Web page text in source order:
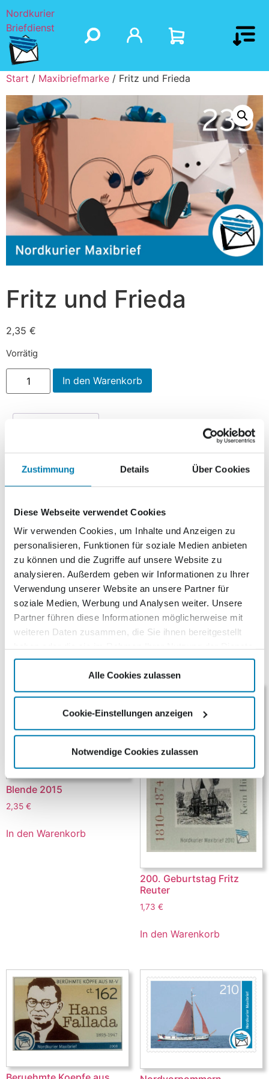
Zustimmung Details Über Cookies
Diese Webseite verwendet Cookies
Wir verwenden Cookies, um Inhalte und Anzeigen zu
personalisieren, Funktionen für soziale Medien anbieten
zu können und die Zugriffe auf unsere Website zu
analysieren. Außerdem geben wir Informationen zu Ihrer
Verwendung unserer Website an unsere Partner für
soziale Medien, Werbung und Analysen weiter. Unsere
Partner führen diese Informationen möglicherweise mit
weiteren Daten zusammen, die Sie ihnen bereitgestellt
gesammelt haben.
Alle Cookies zulassen
Cookie-Einstellungen anzeigen
Notwendige Cookies zulassen
Nordkurier
Briefdienst
Start / Maxibriefmarke / Fritz und Frieda
Fritz und Frieda
2,35 €
Vorrätig
In den Warenkorb
Beschreibung
24. Briefmarkenedition „Fritz & Frieda“ heraus.
Nordkurier Briefdienst + Paketservice, welche jetzt die
vier Wertstufen schmücken.
Die neue Edition beinhaltet nummerierte 10er-Bögen der
vier verschiedenen Formate sowie einen nassklebenden
Briefmarkensatz mit passend gestalteter Umrandung
und einen Ersttagsbrief. Diese erscheinen in einer
limitierten Auflage von je 400 Stück.
Ähnliche Produkte
Blende 2015
2,35 €
In den Warenkorb
200. Geburtstag Fritz
Reuter
1,73 €
In den Warenkorb